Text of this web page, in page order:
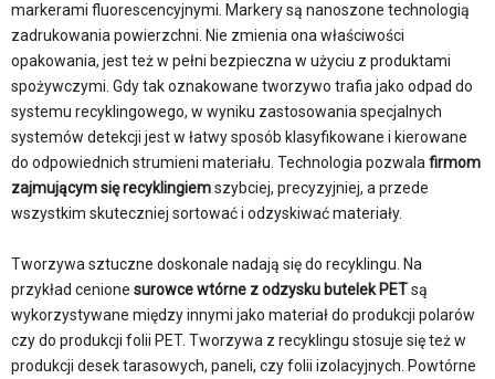
markerami fluorescencyjnymi. Markery są nanoszone technologią
zadrukowania powierzchni. Nie zmienia ona właściwości
opakowania, jest też w pełni bezpieczna w użyciu z produktami
spożywczymi. Gdy tak oznakowane tworzywo trafia jako odpad do
systemu recyklingowego, w wyniku zastosowania specjalnych
systemów detekcji jest w łatwy sposób klasyfikowane i kierowane
do odpowiednich strumieni materiału. Technologia pozwala firmom
zajmującym się recyklingiemszybciej, precyzyjniej, a przede
wszystkim skuteczniej sortować i odzyskiwać materiały.
Tworzywa sztuczne doskonale nadają się do recyklingu. Na
przykład cenione surowce wtórne z odzysku butelek PETsą
wykorzystywane między innymi jako materiał do produkcji polarów
czy do produkcji folii PET. Tworzywa z recyklingu stosuje się też w
produkcji desek tarasowych, paneli, czy folii izolacyjnych. Powtórne